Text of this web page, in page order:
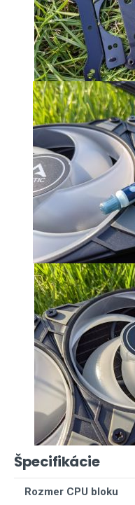
Špecifikácie
Rozmer CPU bloku